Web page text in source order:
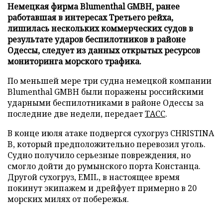
Немецкая фирма Blumenthal GMBH, ранее
работавшая в интересах Третьего рейха,
лишилась нескольких коммерческих судов в
результате ударов беспилотников в районе
Одессы, следует из данных открытых ресурсов
мониторинга морского трафика.
По меньшей мере три судна немецкой компании
Blumenthal GMBH были поражены российскими
ударными беспилотниками в районе Одессы за
последние две недели, передаетТАСС.
В конце июля атаке подвергся сухогруз CHRISTINA
B, который предположительно перевозил уголь.
Судно получило серьезные повреждения, но
смогло дойти до румынского порта Констанца.
Другой сухогруз, EMIL, в настоящее время
покинут экипажем и дрейфует примерно в 20
морских милях от побережья.